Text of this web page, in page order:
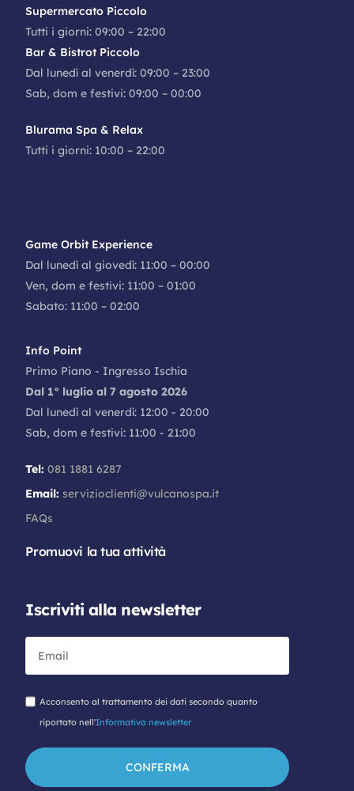
Supermercato Piccolo
Tutti i giorni: 09:00 – 22:00
Bar & Bistrot Piccolo
Dal lunedì al venerdì: 09:00 – 23:00
Sab, dom e festivi: 09:00 – 00:00
Blurama Spa & Relax
Tutti i giorni: 10:00 – 22:00
Game Orbit Experience
Dal lunedì al giovedì: 11:00 – 00:00
Ven, dom e festivi: 11:00 – 01:00
Sabato: 11:00 – 02:00
Info Point
Primo Piano - Ingresso Ischia
Dal 1° luglio al 7 agosto 2026
Dal lunedì al venerdì: 12:00 - 20:00
Sab, dom e festivi: 11:00 - 21:00
Tel: 081 1881 6287
Email: servizioclienti@vulcanospa.it
FAQs
Promuovi la tua attività
Iscriviti alla newsletter
Acconsento al trattamento dei dati secondo quanto
riportato nell'Informativa newsletter